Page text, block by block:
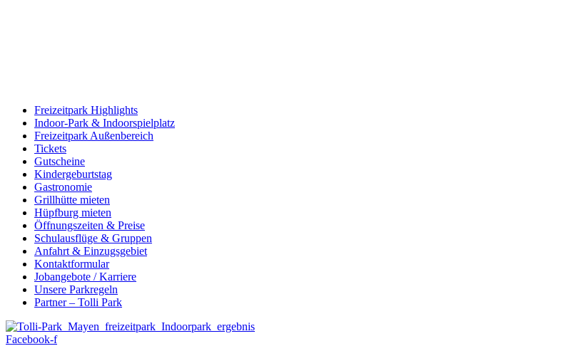
Freizeitpark Highlights
Indoor-Park & Indoorspielplatz
Freizeitpark Außenbereich
Tickets
Gutscheine
Kindergeburtstag
Gastronomie
Grillhütte mieten
Hüpfburg mieten
Öffnungszeiten & Preise
Schulausflüge & Gruppen
Anfahrt & Einzugsgebiet
Kontaktformular
Jobangebote / Karriere
Unsere Parkregeln
Partner – Tolli Park
Facebook-f